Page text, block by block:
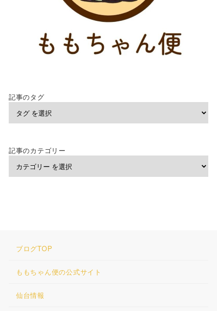
記事のタグ
記事のカテゴリー
ブログTOP
ももちゃん便の公式サイト
仙台情報